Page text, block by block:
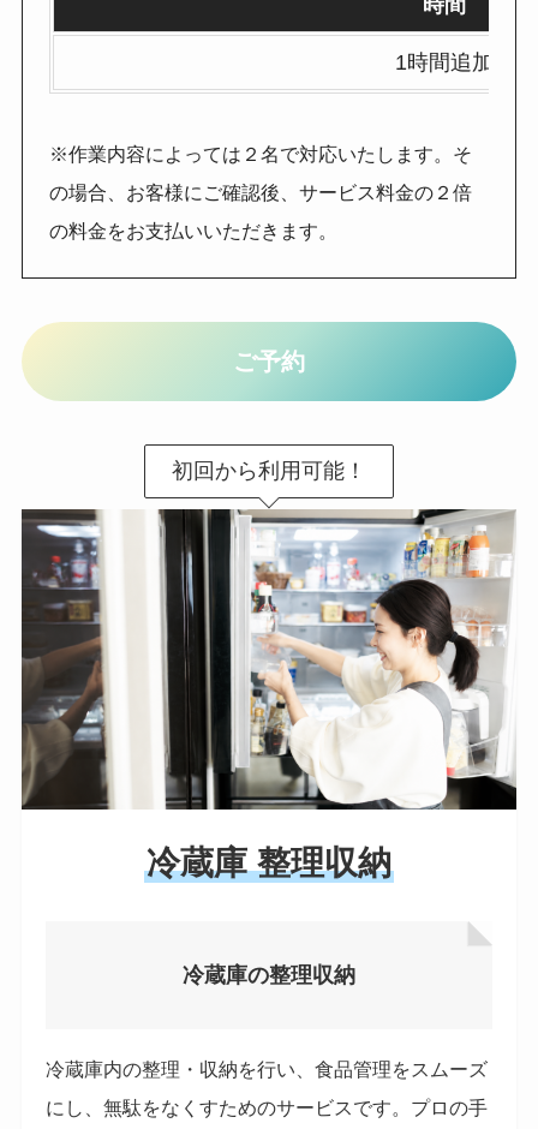
時間
1時間追加
※作業内容によっては２名で対応いたします。そ
の場合、お客様にご確認後、サービス料金の２倍
の料金をお支払いいただきます。
ご予約
初回から利用可能！
冷蔵庫 整理収納
冷蔵庫の整理収納
冷蔵庫内の整理・収納を行い、食品管理をスムーズ
にし、無駄をなくすためのサービスです。プロの手